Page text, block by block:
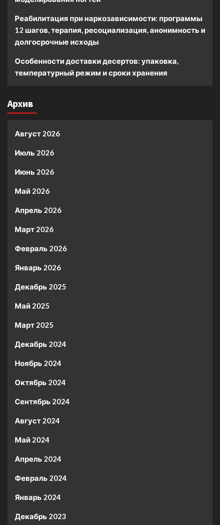
Реабилитация при наркозависимости: программы
12 шагов, терапия, ресоциализация, анонимность и
долгосрочные исходы
Особенности доставки десертов: упаковка,
температурный режим и сроки хранения
Архив
Август 2026
Июль 2026
Июнь 2026
Май 2026
Апрель 2026
Март 2026
Февраль 2026
Январь 2026
Декабрь 2025
Май 2025
Март 2025
Декабрь 2024
Ноябрь 2024
Октябрь 2024
Сентябрь 2024
Август 2024
Май 2024
Апрель 2024
Февраль 2024
Январь 2024
Декабрь 2023